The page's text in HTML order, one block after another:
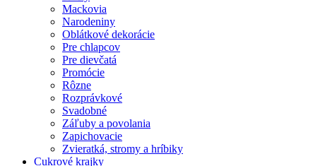
Mackovia
Narodeniny
Oblátkové dekorácie
Pre chlapcov
Pre dievčatá
Promócie
Rôzne
Rozprávkové
Svadobné
Záľuby a povolania
Zapichovacie
Zvieratká, stromy a hríbiky
Cukrové krajky